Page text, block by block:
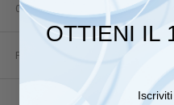
0,1 kg
PROFILO SCOZZESSE, GRIGIO,
OTTIENI IL